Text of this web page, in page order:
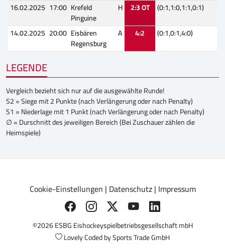
16.02.2025 17:00 Krefeld
Pinguine
H 2:3 OT (0:1,1:0,1:1,0:1)
14.02.2025 20:00 Eisbären
Regensburg
A 4:2 (0:1,0:1,4:0)
LEGENDE
Vergleich bezieht sich nur auf die ausgewählte Runde!
S2 = Siege mit 2 Punkte (nach Verlängerung oder nach Penalty)
S1 = Niederlage mit 1 Punkt (nach Verlängerung oder nach Penalty)
∅ = Durschnitt des jeweiligen Bereich (Bei Zuschauer zählen die
Heimspiele)
Cookie-Einstellungen | Datenschutz| Impressum
©2026 ESBG Eishockeyspielbetriebsgesellschaft mbH
Lovely Coded bySports Trade GmbH